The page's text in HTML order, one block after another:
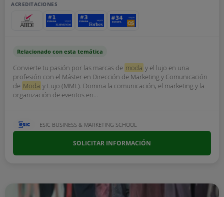
ACREDITACIONES
Relacionado con esta temática
Convierte tu pasión por las marcas de moda y el lujo en una
profesión con el Máster en Dirección de Marketing y Comunicación
de Moda y Lujo (MML). Domina la comunicación, el marketing y la
organización de eventos en...
ESIC BUSINESS & MARKETING SCHOOL
SOLICITAR INFORMACIÓN